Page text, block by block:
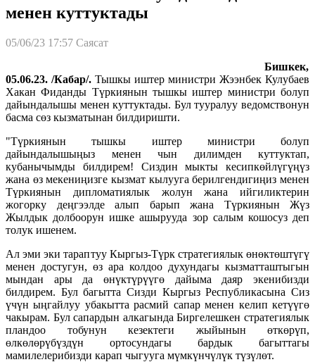
менен куттуктады
05/06/23 17:57 Саясат
Бишкек,
05.06.23. /Кабар/. Тышкы иштер министри Жээнбек Кулубаев
Хакан Фиданды Түркиянын тышкы иштер министри болуп
дайындалышы менен куттуктады. Бул тууралуу ведомствонун
басма сөз кызматынан билдиришти.
"Түркиянын тышкы иштер министри болуп
дайындалышыңыз менен чын дилимден куттуктап,
кубанычымды билдирем! Сиздин мыкты кесипкөйлүгүңүз
жана өз мекениңизге кызмат кылууга берилгендигиңиз менен
Түркиянын дипломатиялык жолун жана ийгиликтерин
жогорку деңгээлде алып барып жана Түркиянын Жүз
Жылдык долбоорун ишке ашырууда зор салым кошосуз деп
толук ишенем.
Ал эми эки тараптуу Кыргыз-Түрк стратегиялык өнөктөштүгү
менен достугун, өз ара колдоо духундагы кызматташтыгын
мындан ары да өнүктүрүүгө дайыма даяр экенибизди
билдирем. Бул багытта Сизди Кыргыз Республикасына Сиз
үчүн ыңгайлуу убакытта расмий сапар менен келип кетүүгө
чакырам. Бул сапардын алкагында Биргелешкен стратегиялык
пландоо тобунун кезектеги жыйынын өткөрүп,
өлкөлөрүбүздүн ортосундагы бардык багыттагы
мамилелерибизди карап чыгууга мүмкүнчүлүк түзүлөт.